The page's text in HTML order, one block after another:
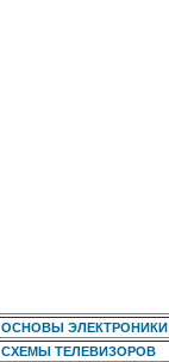
ОСНОВЫ ЭЛЕКТРОНИКИ
СХЕМЫ ТЕЛЕВИЗОРОВ